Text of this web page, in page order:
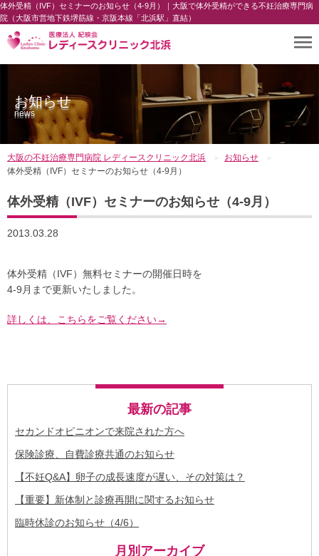
体外受精（IVF）セミナーのお知らせ（4-9月）｜大阪で体外受精ができる不妊治療専門病
院（大阪市営地下鉄堺筋線・京阪本線「北浜駅」直結）
お知らせ
news
大阪の不妊治療専門病院 レディースクリニック北浜
お知らせ
体外受精（IVF）セミナーのお知らせ（4-9月）
体外受精（IVF）セミナーのお知らせ（4-9月）
2013.03.28
体外受精（IVF）無料セミナーの開催日時を
4-9月まで更新いたしました。
詳しくは、こちらをご覧ください→
最新の記事
セカンドオピニオンで来院された方へ
保険診療、自費診療共通のお知らせ
【不妊Q&A】卵子の成長速度が遅い、その対策は？
【重要】新体制と診療再開に関するお知らせ
臨時休診のお知らせ（4/6）
月別アーカイブ